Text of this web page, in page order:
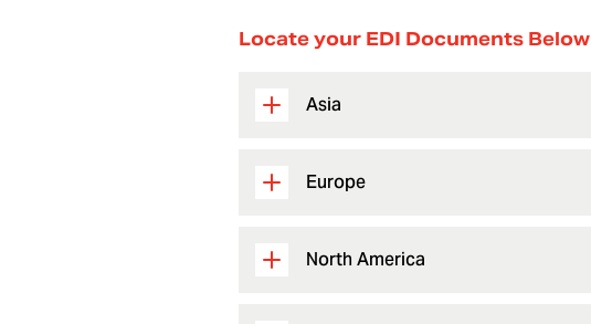
Locate your EDI Documents Below
Asia
Europe
North America